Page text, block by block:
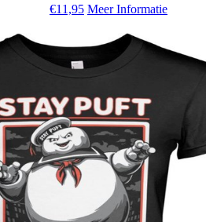
€11,95 Meer Informatie